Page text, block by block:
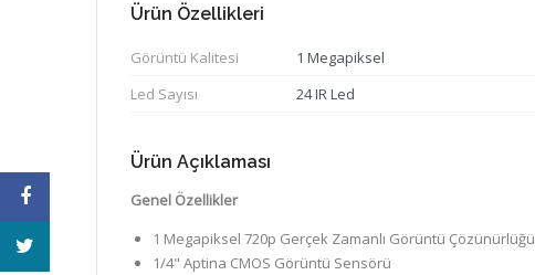
Ürün Özellikleri
Görüntü Kalitesi 1 Megapiksel
Led Sayısı
24 IR Led
Ürün Açıklaması
Genel Özellikler
1 Megapiksel 720p Gerçek Zamanlı Görüntü Çözünürlüğü
1/4" Aptina CMOS Görüntü Sensörü